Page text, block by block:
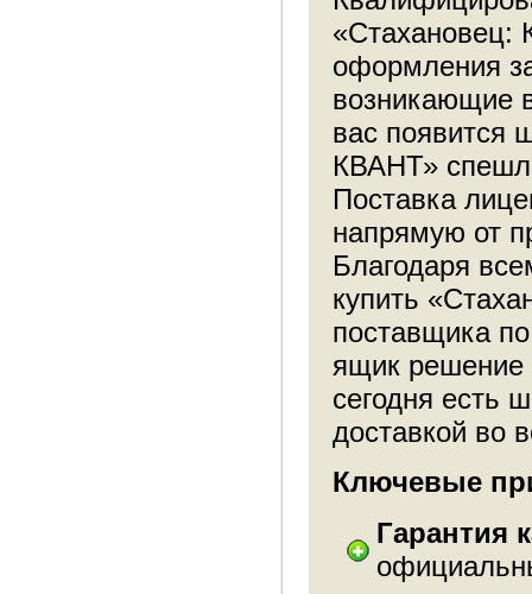
«Стахановец:
оформления
возникающие
вас появится
КВАНТ» спешл
Поставка
напрямую от
Благодаря
купить
поставщика
ящик решение
сегодня есть
доставкой во
Ключевые
Гарантия